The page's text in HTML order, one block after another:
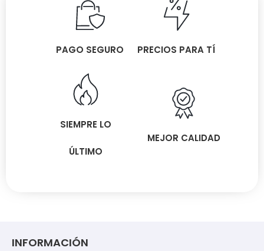
PAGO SEGURO PRECIOS PARA TÍ
SIEMPRE LO
ÚLTIMO
MEJOR CALIDAD
INFORMACIÓN